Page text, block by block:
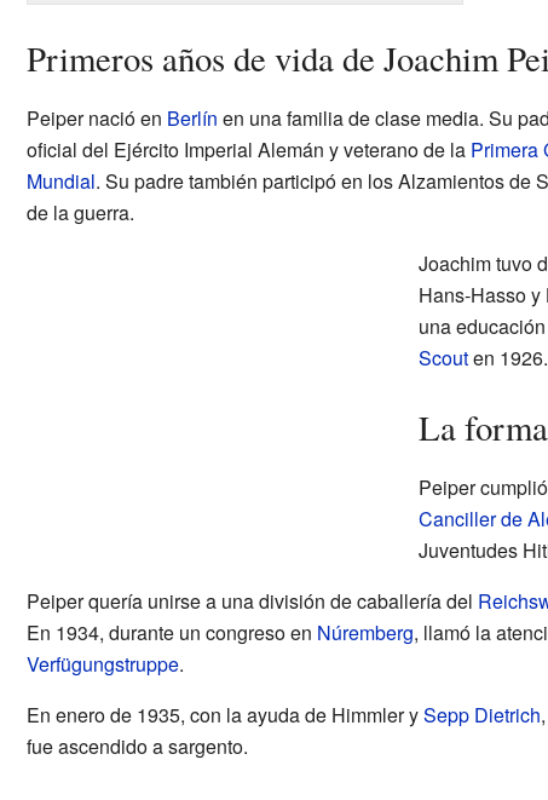
Primeros años de vida de Joachim
Peiper nació en Berlín en una familia de clase media. Su
oficial del Ejército Imperial Alemán y veterano de la Primera
Mundial. Su padre también participó en los Alzamientos de
de la guerra.
Joachim tuvo
Hans-Hasso
una
Scouten
La
Peiper
Canciller de
Juventudes
Peiper quería unirse a una división de caballería del
En 1934, durante un congreso en Núremberg, llamó la
Verfügungstruppe.
En enero de 1935, con la ayuda de Himmler ySepp Dietrich
fue ascendido a sargento.